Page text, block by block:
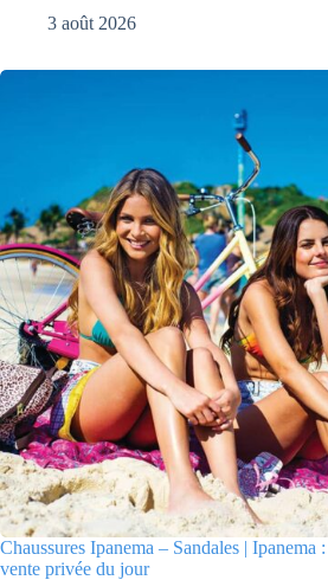
3 août 2026
Chaussures Ipanema – Sandales | Ipanema
vente privée du jour